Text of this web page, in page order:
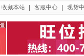
收藏本站 客服中心 现货